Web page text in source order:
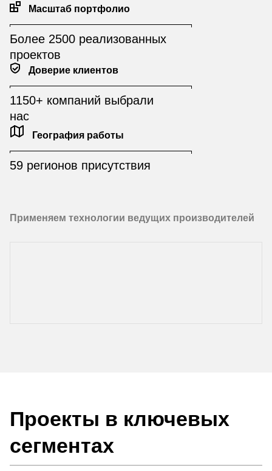
Масштаб портфолио
Более 2500 реализованных
проектов
Доверие клиентов
1150+ компаний выбрали
нас
География работы
59 регионов присутствия
Применяем технологии ведущих производителей
Проекты в ключевых
сегментах